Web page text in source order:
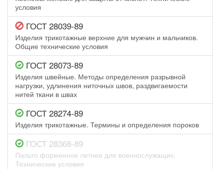
условия
ГОСТ 28039-89
Изделия трикотажные верхние для мужчин и мальчиков.
Общие технические условия
ГОСТ 28073-89
Изделия швейные. Методы определения разрывной
нагрузки, удлинения ниточных швов, раздвигаемости
нитей ткани в швах
ГОСТ 28274-89
Изделия трикотажные. Термины и определения пороков
ГОСТ 28368-89
Пальто форменное летнее для военнослужащих.
Технические условия